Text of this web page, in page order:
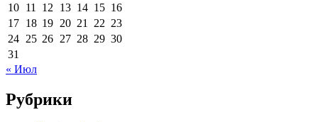
10 11 12 13 14 15 16
17 18 19 20 21 22 23
24 25 26 27 28 29 30
31
« Июл
Рубрики